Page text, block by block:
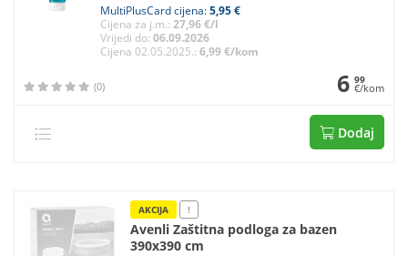
MultiPlusCard cijena:5,95 €
Cijena za j.m.: 27,96 €/l
Vrijedi do: 06.09.2026
Cijena 02.05.2025.: 6,99 €/kom
(0) 6 99
€/kom
Dodaj
AKCIJA !
Avenli Zaštitna podloga za bazen
390x390 cm